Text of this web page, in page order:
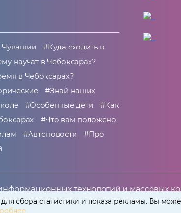
сбора статистики и показа рекламы. Вы
Чувашии
#Куда сходить в
научат в Чебоксарах?
в Чебоксарах?
#Знай наших
#Особенные дети
#Как
#Что вам положено
#Автоновости
#Про
технологий и массовых
года.